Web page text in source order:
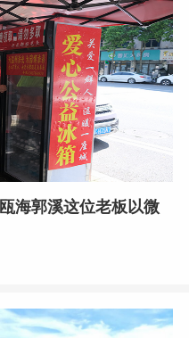
海郭溪这位老板以微